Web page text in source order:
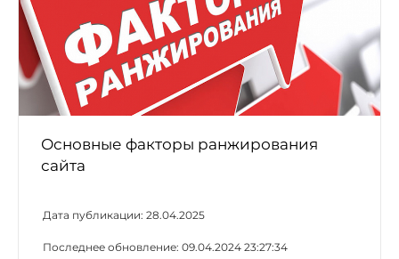
Основные факторы ранжирования
сайта
Дата публикации: 28.04.2025
Последнее обновление: 09.04.2024 23:27:34